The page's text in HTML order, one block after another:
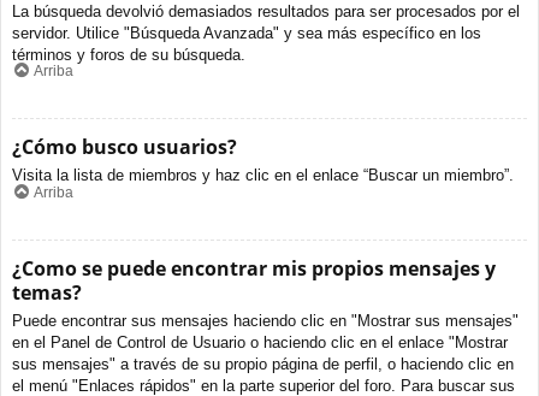
La búsqueda devolvió demasiados resultados para ser procesados por el
servidor. Utilice "Búsqueda Avanzada" y sea más específico en los
términos y foros de su búsqueda.
Arriba
¿Cómo busco usuarios?
Visita la lista de miembros y haz clic en el enlace “Buscar un miembro”.
Arriba
¿Como se puede encontrar mis propios mensajes y
temas?
Puede encontrar sus mensajes haciendo clic en "Mostrar sus mensajes"
en el Panel de Control de Usuario o haciendo clic en el enlace "Mostrar
sus mensajes" a través de su propio página de perfil, o haciendo clic en
el menú "Enlaces rápidos" en la parte superior del foro. Para buscar sus